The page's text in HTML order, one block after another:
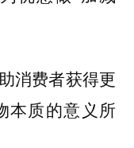
消费者获得更
本质的意义所